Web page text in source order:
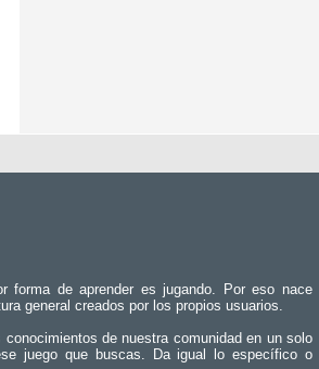
forma de aprender es jugando. Por eso nace
general creados por los propios usuarios.
de nuestra comunidad en un solo
juego que buscas. Da igual lo específico o